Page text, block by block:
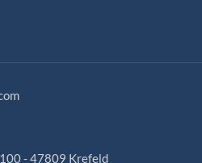
- 47809 Krefeld